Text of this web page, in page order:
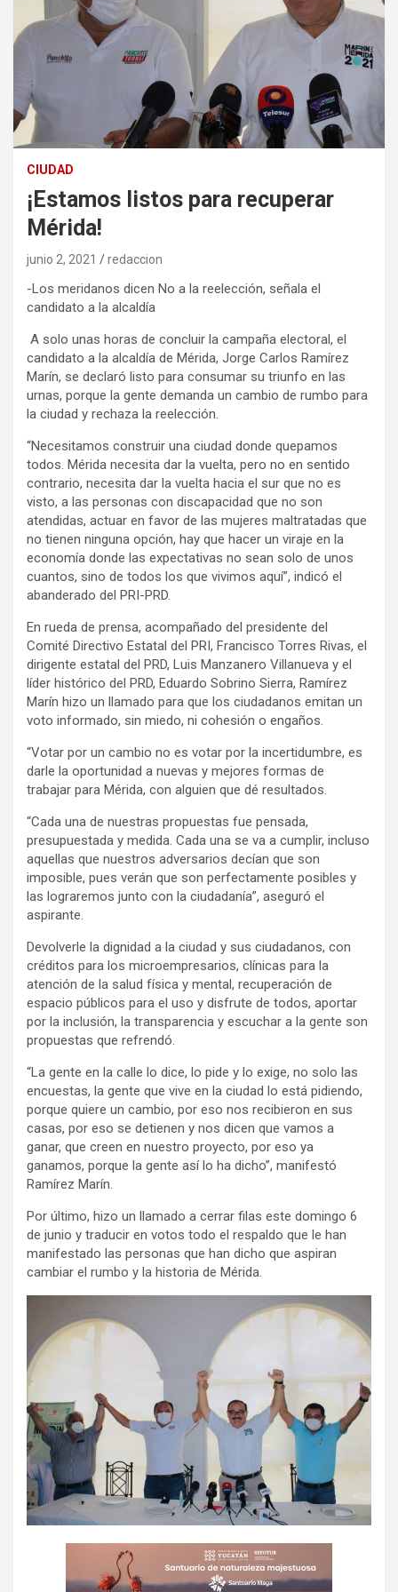
CIUDAD
¡Estamos listos para recuperar
Mérida!
junio 2, 2021 redaccion
-Los meridanos dicen No a la reelección, señala el
candidato a la alcaldía
A solo unas horas de concluir la campaña electoral, el
candidato a la alcaldía de Mérida, Jorge Carlos Ramírez
Marín, se declaró listo para consumar su triunfo en las
urnas, porque la gente demanda un cambio de rumbo para
la ciudad y rechaza la reelección.
“Necesitamos construir una ciudad donde quepamos
todos. Mérida necesita dar la vuelta, pero no en sentido
contrario, necesita dar la vuelta hacia el sur que no es
visto, a las personas con discapacidad que no son
atendidas, actuar en favor de las mujeres maltratadas que
no tienen ninguna opción, hay que hacer un viraje en la
economía donde las expectativas no sean solo de unos
cuantos, sino de todos los que vivimos aquí”, indicó el
abanderado del PRI-PRD.
En rueda de prensa, acompañado del presidente del
Comité Directivo Estatal del PRI, Francisco Torres Rivas, el
dirigente estatal del PRD, Luis Manzanero Villanueva y el
líder histórico del PRD, Eduardo Sobrino Sierra, Ramírez
Marín hizo un llamado para que los ciudadanos emitan un
voto informado, sin miedo, ni cohesión o engaños.
“Votar por un cambio no es votar por la incertidumbre, es
darle la oportunidad a nuevas y mejores formas de
trabajar para Mérida, con alguien que dé resultados.
“Cada una de nuestras propuestas fue pensada,
presupuestada y medida. Cada una se va a cumplir, incluso
aquellas que nuestros adversarios decían que son
imposible, pues verán que son perfectamente posibles y
las lograremos junto con la ciudadanía”, aseguró el
aspirante.
Devolverle la dignidad a la ciudad y sus ciudadanos, con
créditos para los microempresarios, clínicas para la
atención de la salud física y mental, recuperación de
espacio públicos para el uso y disfrute de todos, aportar
por la inclusión, la transparencia y escuchar a la gente son
propuestas que refrendó.
“La gente en la calle lo dice, lo pide y lo exige, no solo las
encuestas, la gente que vive en la ciudad lo está pidiendo,
porque quiere un cambio, por eso nos recibieron en sus
casas, por eso se detienen y nos dicen que vamos a
ganar, que creen en nuestro proyecto, por eso ya
ganamos, porque la gente así lo ha dicho”, manifestó
Ramírez Marín.
Por último, hizo un llamado a cerrar filas este domingo 6
de junio y traducir en votos todo el respaldo que le han
manifestado las personas que han dicho que aspiran
cambiar el rumbo y la historia de Mérida.